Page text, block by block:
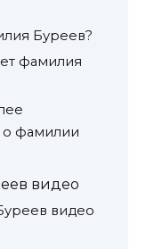
Буреев?
фамилия
фамилии
видео
видео